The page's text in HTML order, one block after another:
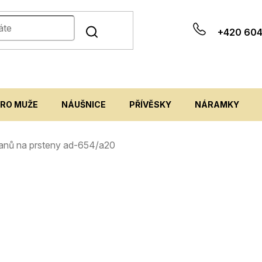
+420
MUŽE NÁUŠNICE PŘÍVĚSKY NÁRAMKY
na prsteny ad-654/a20